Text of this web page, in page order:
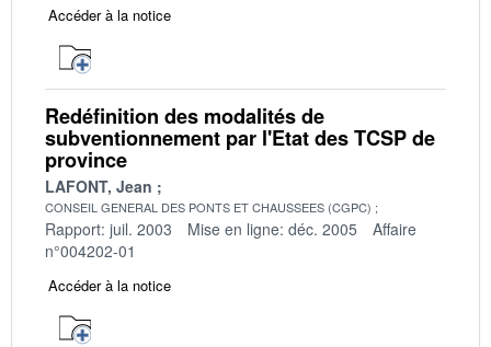
Accéder à la notice
Redéfinition des modalités de
subventionnement par l'Etat des TCSP de
province
LAFONT, Jean
CONSEIL GENERAL DES PONTS ET CHAUSSEES (CGPC)
Rapport: juil. 2003 Mise en ligne: déc. 2005
Affaire
n°004202-01
Accéder à la notice